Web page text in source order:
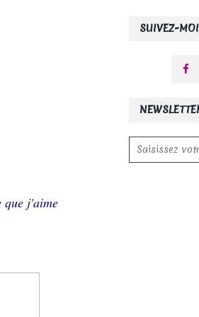
que j'aime
SUIVEZ-MOI